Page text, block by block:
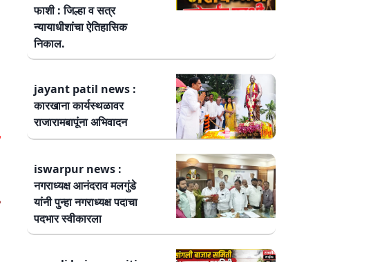
फाशी : जिल्हा व सत्र
न्यायाधीशांचा ऐतिहासिक
निकाल.
jayant patil news :
कारखाना कार्यस्थळावर
राजारामबापूंना अभिवादन
iswarpur news :
नगराध्यक्ष आनंदराव मलगुंडे
यांनी पुन्हा नगराध्यक्ष पदाचा
पदभार स्वीकारला